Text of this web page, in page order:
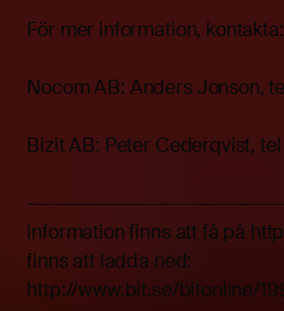
För mer information, kontakta:
Nocom AB: Anders Jonson,
Bizit AB: Peter Cederqvist,
information finns att få på
finns att ladda ned:
http://www.bit.se/bitonline/